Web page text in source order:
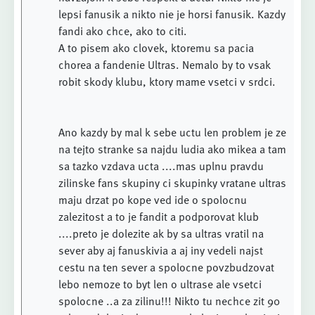
lepsi fanusik a nikto nie je horsi fanusik. Kazdy
fandi ako chce, ako to citi.
A to pisem ako clovek, ktoremu sa pacia
chorea a fandenie Ultras. Nemalo by to vsak
robit skody klubu, ktory mame vsetci v srdci.
Ano kazdy by mal k sebe uctu len problem je ze
na tejto stranke sa najdu ludia ako mikea a tam
sa tazko vzdava ucta ....mas uplnu pravdu
zilinske fans skupiny ci skupinky vratane ultras
maju drzat po kope ved ide o spolocnu
zalezitost a to je fandit a podporovat klub
....preto je dolezite ak by sa ultras vratil na
sever aby aj fanuskivia a aj iny vedeli najst
cestu na ten sever a spolocne povzbudzovat
lebo nemoze to byt len o ultrase ale vsetci
spolocne ..a za zilinu!!! Nikto tu nechce zit 90